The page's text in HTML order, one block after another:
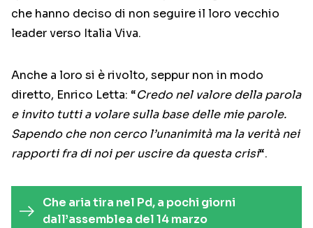
che hanno deciso di non seguire il loro vecchio
leader verso Italia Viva.
Anche a loro si è rivolto, seppur non in modo
diretto, Enrico Letta: “Credo nel valore della parola
e invito tutti a volare sulla base delle mie parole.
Sapendo che non cerco l’unanimità ma la verità nei
rapporti fra di noi per uscire da questa crisi“.
Che aria tira nel Pd, a pochi giorni
dall’assemblea del 14 marzo